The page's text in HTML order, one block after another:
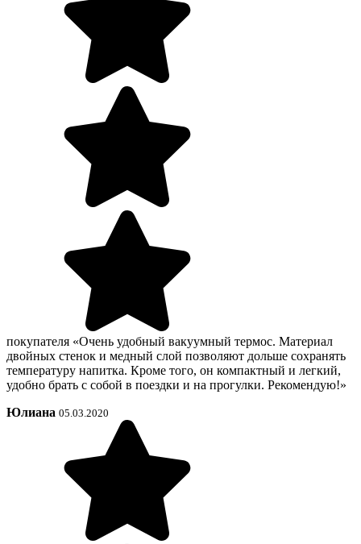
покупателя «Очень удобный вакуумный термос. Материал
двойных стенок и медный слой позволяют дольше сохранять
температуру напитка. Кроме того, он компактный и легкий,
удобно брать с собой в поездки и на прогулки. Рекомендую!»
Юлиана 05.03.2020